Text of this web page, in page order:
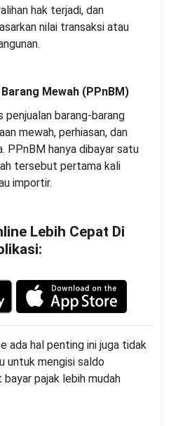
hak terjadi, dan
nilai transaksi atau
Mewah (PPnBM)
penjualan barang-barang
mewah, perhiasan, dan
PPnBM hanya dibayar satu
tersebut pertama kali
importir.
Lebih Cepat Di
ada hal penting ini juga tidak
untuk mengisi saldo
pajak lebih mudah